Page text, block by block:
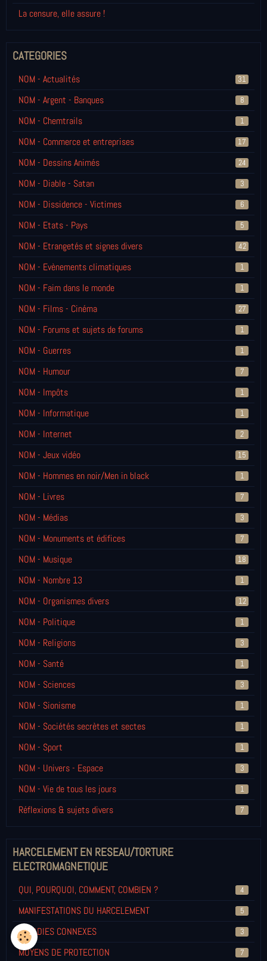
La censure, elle assure !
CATEGORIES
NOM - Actualités 31
NOM - Argent - Banques 8
NOM - Chemtrails 1
NOM - Commerce et entreprises 17
NOM - Dessins Animés 24
NOM - Diable - Satan 3
NOM - Dissidence - Victimes 6
NOM - Etats - Pays 5
NOM - Etrangetés et signes divers 42
NOM - Evènements climatiques 1
NOM - Faim dans le monde 1
NOM - Films - Cinéma 27
NOM - Forums et sujets de forums 1
NOM - Guerres 1
NOM - Humour 7
NOM - Impôts 1
NOM - Informatique 1
NOM - Internet 2
NOM - Jeux vidéo 15
NOM - Hommes en noir/Men in black 1
NOM - Livres 7
NOM - Médias 3
NOM - Monuments et édifices 7
NOM - Musique 18
NOM - Nombre 13 1
NOM - Organismes divers 12
NOM - Politique 1
NOM - Religions 3
NOM - Santé 1
NOM - Sciences 3
NOM - Sionisme 1
NOM - Sociétés secrètes et sectes 1
NOM - Sport 1
NOM - Univers - Espace 3
NOM - Vie de tous les jours 1
Réflexions & sujets divers 7
HARCELEMENT EN RESEAU/TORTURE
ELECTROMAGNETIQUE
QUI, POURQUOI, COMMENT, COMBIEN ? 4
MANIFESTATIONS DU HARCELEMENT 5
MALADIES CONNEXES 3
MOYENS DE PROTECTION 7